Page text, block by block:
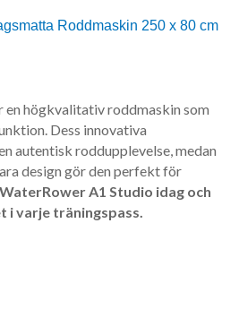
Roddmaskin 250 x 80 cm
en högkvalitativ roddmaskin som
Dess innovativa
autentisk roddupplevelse, medan
design gör den perfekt för
A1 Studio idag och
i varje träningspass.